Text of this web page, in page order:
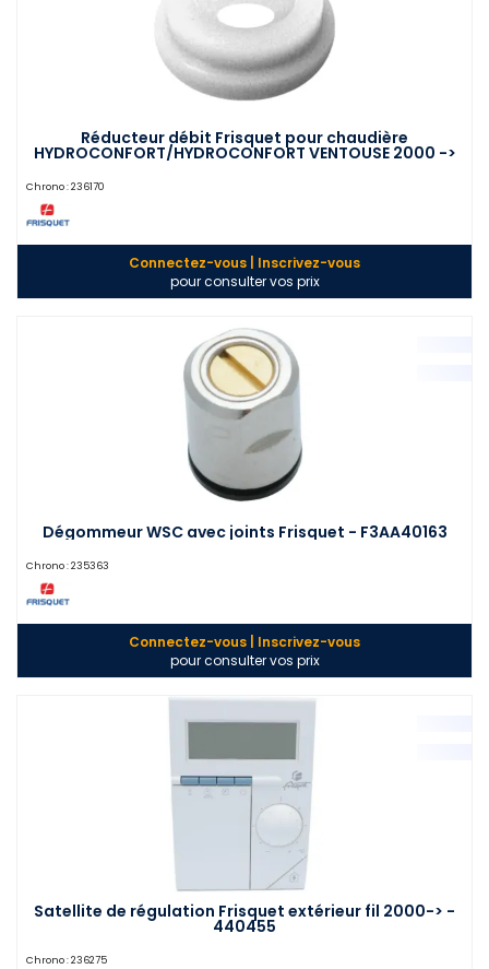
Réducteur débit Frisquet pour chaudière
HYDROCONFORT/HYDROCONFORT VENTOUSE 2000 ->
Chrono : 236170
Connectez-vous | Inscrivez-vous
pour consulter vos prix
Dégommeur WSC avec joints Frisquet - F3AA40163
Chrono : 235363
Connectez-vous | Inscrivez-vous
pour consulter vos prix
Satellite de régulation Frisquet extérieur fil 2000-> -
440455
Chrono : 236275